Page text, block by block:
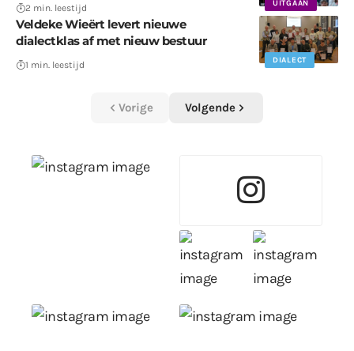
UITGAAN
2 min. leestijd
DIALECT
Veldeke Wieërt levert nieuwe
dialectklas af met nieuw bestuur
1 min. leestijd
Vorige Volgende